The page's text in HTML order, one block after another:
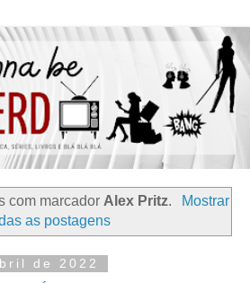
com marcador Alex Pritz.
Mostrar
as postagens
de 2022